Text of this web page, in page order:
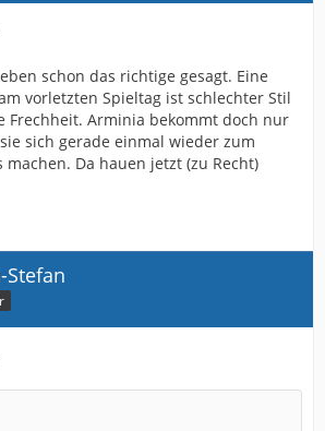
schon das richtige gesagt. Eine
vorletzten Spieltag ist schlechter Stil
Frechheit. Arminia bekommt doch nur
sich gerade einmal wieder zum
machen. Da hauen jetzt (zu Recht)